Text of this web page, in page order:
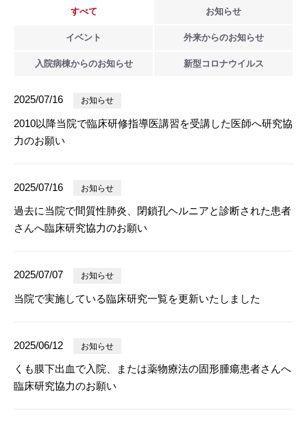
すべて お知らせ
イベント 外来からのお知らせ
入院病棟からのお知らせ 新型 コロナウイルス
2025/07/16 お知らせ
2010以降当院で臨床研修指導医講習を受講した医師へ研究協
力のお願い
2025/07/16 お知らせ
過去に当院で間質性肺炎、閉鎖孔ヘルニアと診断された患者
さんへ臨床研究協力のお願い
2025/07/07 お知らせ
当院で実施している臨床研究一覧を更新いたしました
2025/06/12 お知らせ
くも膜下出血で入院、または薬物療法の固形腫瘍患者さんへ
臨床研究協力のお願い